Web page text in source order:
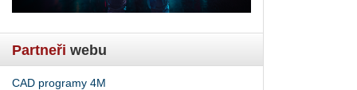
Partneři webu
CAD programy 4M